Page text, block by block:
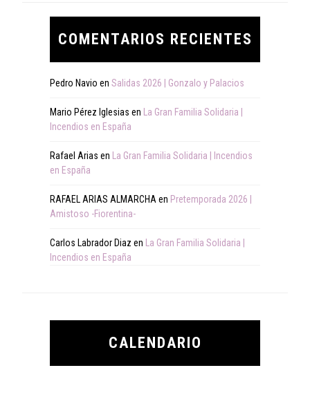
COMENTARIOS RECIENTES
Pedro Navio en Salidas 2026 | Gonzalo y Palacios
Mario Pérez Iglesias en
La Gran Familia Solidaria |
Incendios en España
Rafael Arias en
La Gran Familia Solidaria | Incendios
en España
RAFAEL ARIAS ALMARCHA en Pretemporada 2026 |
Amistoso -Fiorentina-
Carlos Labrador Diaz en
La Gran Familia Solidaria |
Incendios en España
CALENDARIO